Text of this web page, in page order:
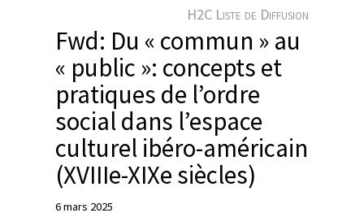
H2C Liste de Diffusion
Fwd: Du « commun » au
« public »: concepts et
pratiques de l’ordre
social dans l’espace
culturel ibéro-américain
(XVIIIe-XIXe siècles)
6 mars 2025